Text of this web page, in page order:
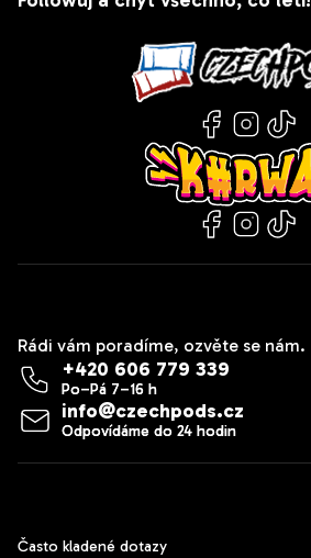
Rádi vám poradíme, ozvěte se nám.
info@czechpods.cz
+420 606 779 339
Často kladené dotazy